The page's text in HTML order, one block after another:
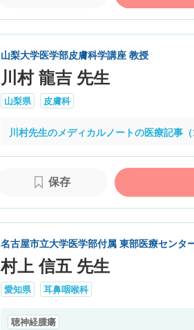
山梨大学医学部皮膚科学講座 教授
川村 龍吉 先生
山梨県 皮膚科
川村先生のメディカルノートの医療記事
保存
名古屋市立大学医学部付属 東部医療センタ
村上 信五 先生
愛知県 耳鼻咽喉科
聴神経腫瘍